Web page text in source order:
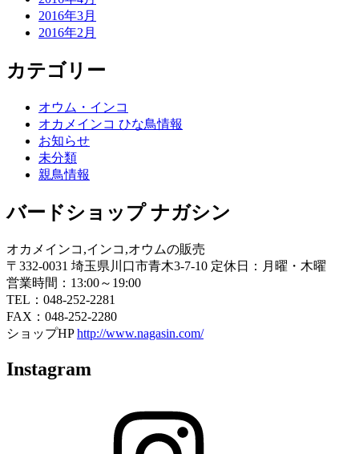
2016年3月
2016年2月
カテゴリー
オウム・インコ
オカメインコ ひな鳥情報
お知らせ
未分類
親鳥情報
バードショップ ナガシン
オカメインコ,インコ,オウムの販売
〒332-0031 埼玉県川口市青木3-7-10 定休日：月曜・木曜
営業時間：13:00～19:00
TEL：048-252-2281
FAX：048-252-2280
ショップHPhttp://www.nagasin.com/
Instagram